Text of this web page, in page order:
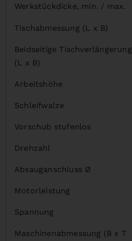
Werkstückdicke, min. / max.
Tischabmessung (L x B)
Beidseitige Tischverlängerung
(L x B)
Arbeitshöhe
Schleifwalze
Vorschub stufenlos
Drehzahl
Absauganschluss Ø
Motorleistung
Spannung
Maschinenabmessung (B x T